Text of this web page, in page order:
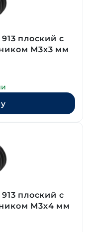
плоский с
М3х3 мм
плоский с
М3х4 мм